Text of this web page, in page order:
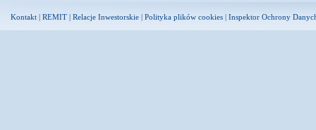
Kontakt | REMIT | Relacje Inwestorskie | Polityka plików cookies | Inspektor Ochrony